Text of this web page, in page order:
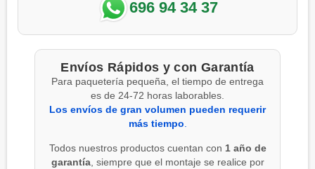
696 94 34 37
Envíos Rápidos y con Garantía
Para paquetería pequeña, el tiempo de entrega
es de 24-72 horas laborables.
Los envíos de gran volumen pueden requerir
más tiempo
Todos nuestros productos cuentan con 1 año de
garantía, siempre que el montaje se realice por